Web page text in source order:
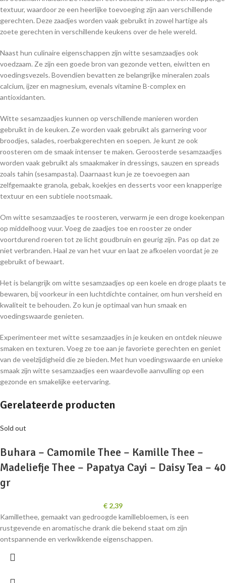
textuur, waardoor ze een heerlijke toevoeging zijn aan verschillende
gerechten. Deze zaadjes worden vaak gebruikt in zowel hartige als
zoete gerechten in verschillende keukens over de hele wereld.
Naast hun culinaire eigenschappen zijn witte sesamzaadjes ook
voedzaam. Ze zijn een goede bron van gezonde vetten, eiwitten en
voedingsvezels. Bovendien bevatten ze belangrijke mineralen zoals
calcium, ijzer en magnesium, evenals vitamine B-complex en
antioxidanten.
Witte sesamzaadjes kunnen op verschillende manieren worden
gebruikt in de keuken. Ze worden vaak gebruikt als garnering voor
broodjes, salades, roerbakgerechten en soepen. Je kunt ze ook
roosteren om de smaak intenser te maken. Geroosterde sesamzaadjes
worden vaak gebruikt als smaakmaker in dressings, sauzen en spreads
zoals tahin (sesampasta). Daarnaast kun je ze toevoegen aan
zelfgemaakte granola, gebak, koekjes en desserts voor een knapperige
textuur en een subtiele nootsmaak.
Om witte sesamzaadjes te roosteren, verwarm je een droge koekenpan
op middelhoog vuur. Voeg de zaadjes toe en rooster ze onder
voortdurend roeren tot ze licht goudbruin en geurig zijn. Pas op dat ze
niet verbranden. Haal ze van het vuur en laat ze afkoelen voordat je ze
gebruikt of bewaart.
Het is belangrijk om witte sesamzaadjes op een koele en droge plaats te
bewaren, bij voorkeur in een luchtdichte container, om hun versheid en
kwaliteit te behouden. Zo kun je optimaal van hun smaak en
voedingswaarde genieten.
Experimenteer met witte sesamzaadjes in je keuken en ontdek nieuwe
smaken en texturen. Voeg ze toe aan je favoriete gerechten en geniet
van de veelzijdigheid die ze bieden. Met hun voedingswaarde en unieke
smaak zijn witte sesamzaadjes een waardevolle aanvulling op een
gezonde en smakelijke eetervaring.
Gerelateerde producten
Sold out
Buhara – Camomile Thee – Kamille Thee –
Madeliefje Thee – Papatya Cayi – Daisy Tea – 40
gr
€ 2,39
Kamillethee, gemaakt van gedroogde kamillebloemen, is een
rustgevende en aromatische drank die bekend staat om zijn
ontspannende en verkwikkende eigenschappen.